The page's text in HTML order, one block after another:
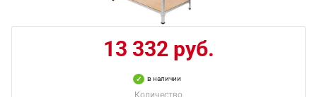
13 332 руб.
в наличии
Количество